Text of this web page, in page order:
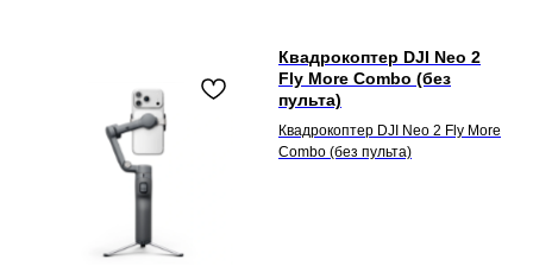
Квадрокоптер DJI Neo 2
Fly More Combo (без
пульта)
Квадрокоптер DJI Neo 2 Fly More
Combo (без пульта)